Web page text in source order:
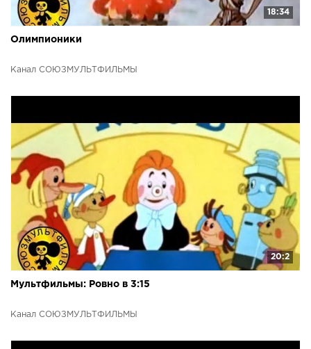
18:34
Олимпионики
Канал СОЮЗМУЛЬТФИЛЬМЫ
20:2
Мультфильмы: Ровно в 3:15
Канал СОЮЗМУЛЬТФИЛЬМЫ